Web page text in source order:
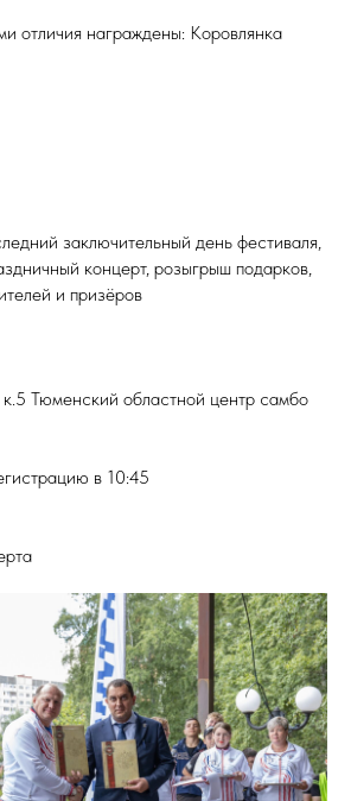
отличия награждены: Коровлянка
заключительный день фестиваля,
концерт, розыгрыш подарков,
и призёров
Тюменский областной центр самбо
в 10:45